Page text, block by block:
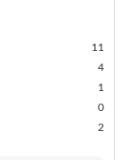
11
4
1
0
2